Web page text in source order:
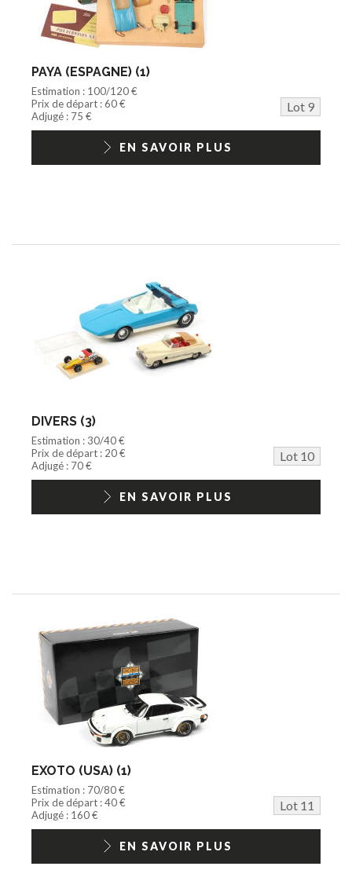
PAYA (ESPAGNE) (1)
Estimation : 100/120 €
Prix de départ : 60 €
Lot 9
Adjugé : 75 €
EN SAVOIR PLUS
DIVERS (3)
Estimation : 30/40 €
Prix de départ : 20 €
Lot 10
Adjugé : 70 €
EN SAVOIR PLUS
EXOTO (USA) (1)
Estimation : 70/80 €
Prix de départ : 40 €
Lot 11
Adjugé : 160 €
EN SAVOIR PLUS